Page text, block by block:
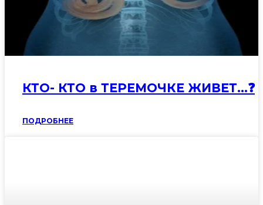
КТО- КТО в ТЕРЕМОЧКЕ ЖИВЕТ…❓
ПОДРОБНЕЕ